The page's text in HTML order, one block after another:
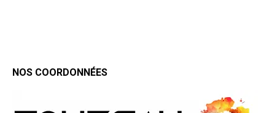
NOS COORDONNÉES